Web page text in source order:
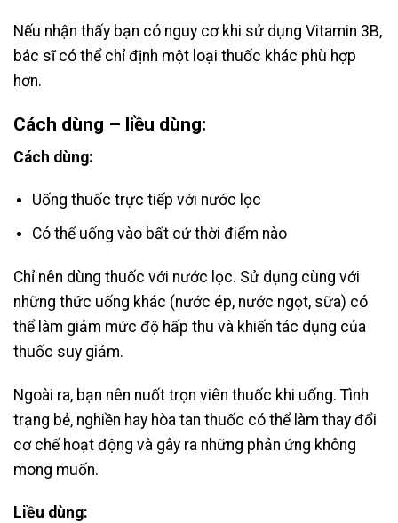
Nếu nhận thấy bạn có nguy cơ khi sử dụng Vitamin 3B,
bác sĩ có thể chỉ định một loại thuốc khác phù hợp
hơn.
Cách dùng – liều dùng:
Cách dùng:
Uống thuốc trực tiếp với nước lọc
Có thể uống vào bất cứ thời điểm nào
Chỉ nên dùng thuốc với nước lọc. Sử dụng cùng với
những thức uống khác (nước ép, nước ngọt, sữa) có
thể làm giảm mức độ hấp thu và khiến tác dụng của
thuốc suy giảm.
Ngoài ra, bạn nên nuốt trọn viên thuốc khi uống. Tình
trạng bẻ, nghiền hay hòa tan thuốc có thể làm thay đổi
cơ chế hoạt động và gây ra những phản ứng không
mong muốn.
Liều dùng: